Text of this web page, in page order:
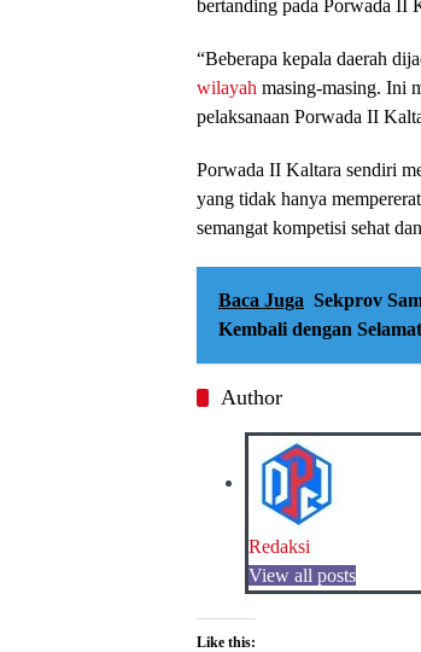
bertanding pada Porwada II
“Beberapa kepala daerah
wilayah masing-masing. Ini
pelaksanaan Porwada II
Porwada II Kaltara sendiri
yang tidak hanya
semangat kompetisi sehat dan
Baca Juga Sekprov
Kembali dengan Selamat
Author
Redaksi
View all posts
Like this: